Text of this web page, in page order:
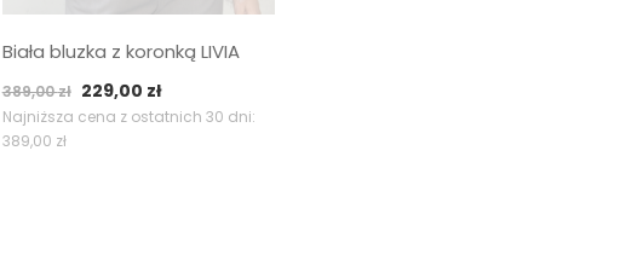
Biała bluzka z koronką LIVIA
389,00zł Pierwotna
cena
229,00 złAktualna
cena
Najniższa cena z ostatnich 30 dni:
389,00 zł